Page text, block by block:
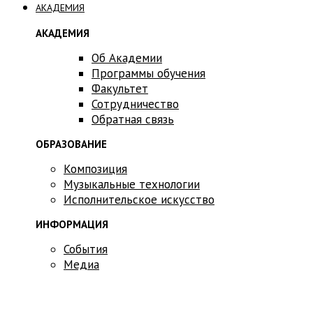
АКАДЕМИЯ
АКАДЕМИЯ
Об Академии
Программы обучения
Факультет
Сотрудничество
Обратная связь
ОБРАЗОВАНИЕ
Композиция
Музыкальные технологии
Исполнительское искусство
ИНФОРМАЦИЯ
События
Медиа